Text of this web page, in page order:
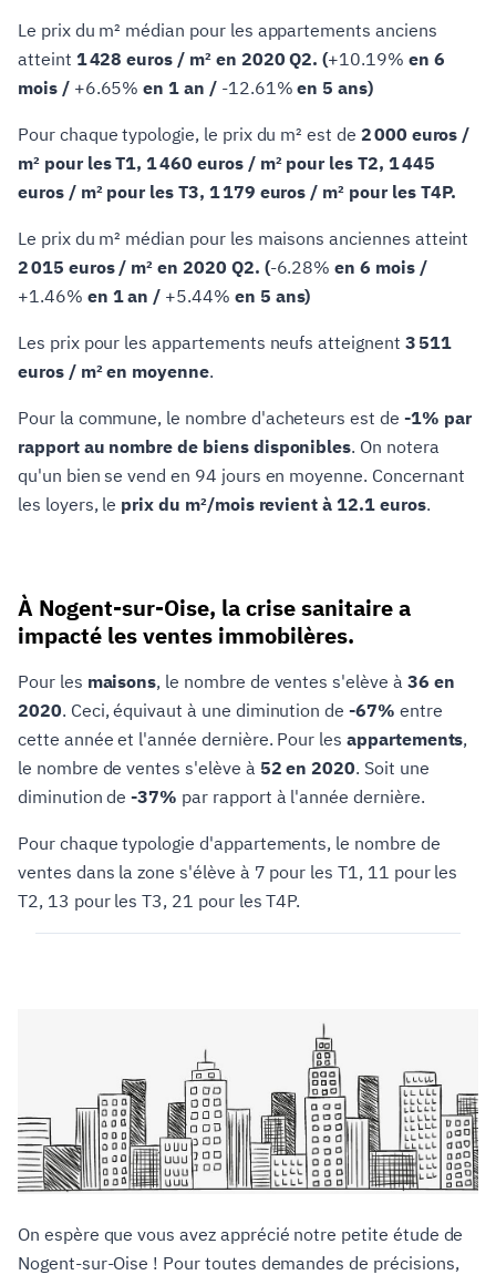
Le prix du m² médian pour les appartements anciens
atteint 1 428 euros / m² en 2020 Q2. (+10.19% en 6
mois / +6.65% en 1 an / -12.61% en 5 ans)
Pour chaque typologie, le prix du m² est de 2 000 euros /
m² pour les T1, 1 460 euros / m² pour les T2, 1 445
euros / m² pour les T3, 1 179 euros / m² pour les T4P.
Le prix du m² médian pour les maisons anciennes atteint
2 015 euros / m² en 2020 Q2. (-6.28% en 6 mois /
+1.46% en 1 an / +5.44% en 5 ans)
Les prix pour les appartements neufs atteignent 3 511
euros / m² en moyenne.
Pour la commune, le nombre d'acheteurs est de -1% par
rapport au nombre de biens disponibles. On notera
qu'un bien se vend en 94 jours en moyenne. Concernant
les loyers, le prix du m²/mois revient à 12.1 euros.
À Nogent-sur-Oise, la crise sanitaire a
impacté les ventes immobilères.
Pour les maisons, le nombre de ventes s'elève à 36 en
2020. Ceci, équivaut à une diminution de-67% entre
cette année et l'année dernière. Pour les appartements,
le nombre de ventes s'elève à 52 en 2020. Soit une
diminution de-37% par rapport à l'année dernière.
Pour chaque typologie d'appartements, le nombre de
ventes dans la zone s'élève à 7 pour les T1, 11 pour les
T2, 13 pour les T3, 21 pour les T4P.
On espère que vous avez apprécié notre petite étude de
Nogent-sur-Oise ! Pour toutes demandes de précisions,